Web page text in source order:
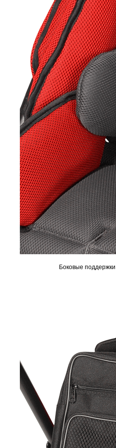
Боковые